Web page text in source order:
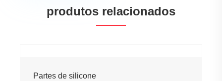
produtos relacionados
Pequenos plugues de borracha